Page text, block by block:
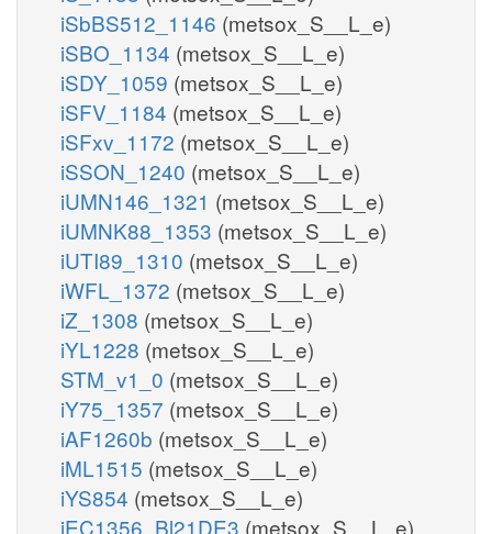
iSbBS512_1146 (metsox_S__L_e)
iSBO_1134 (metsox_S__L_e)
iSDY_1059 (metsox_S__L_e)
iSFV_1184 (metsox_S__L_e)
iSFxv_1172 (metsox_S__L_e)
iSSON_1240 (metsox_S__L_e)
iUMN146_1321 (metsox_S__L_e)
iUMNK88_1353 (metsox_S__L_e)
iUTI89_1310 (metsox_S__L_e)
iWFL_1372 (metsox_S__L_e)
iZ_1308 (metsox_S__L_e)
iYL1228 (metsox_S__L_e)
STM_v1_0 (metsox_S__L_e)
iY75_1357 (metsox_S__L_e)
iAF1260b (metsox_S__L_e)
iML1515 (metsox_S__L_e)
iYS854 (metsox_S__L_e)
iEC1356_Bl21DE3 (metsox_S__L_e)